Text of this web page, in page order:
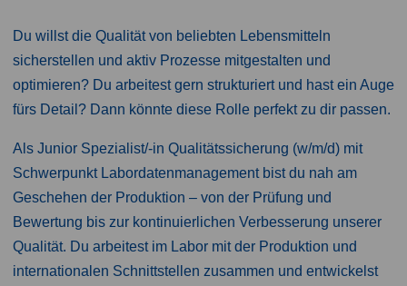
Du willst die Qualität von beliebten Lebensmitteln
sicherstellen und aktiv Prozesse mitgestalten und
optimieren? Du arbeitest gern strukturiert und hast ein Auge
fürs Detail? Dann könnte diese Rolle perfekt zu dir passen.
Als Junior Spezialist/-in Qualitätssicherung (w/m/d) mit
Schwerpunkt Labordatenmanagement bist du nah am
Geschehen der Produktion – von der Prüfung und
Bewertung bis zur kontinuierlichen Verbesserung unserer
Qualität. Du arbeitest im Labor mit der Produktion und
internationalen Schnittstellen zusammen und entwickelst